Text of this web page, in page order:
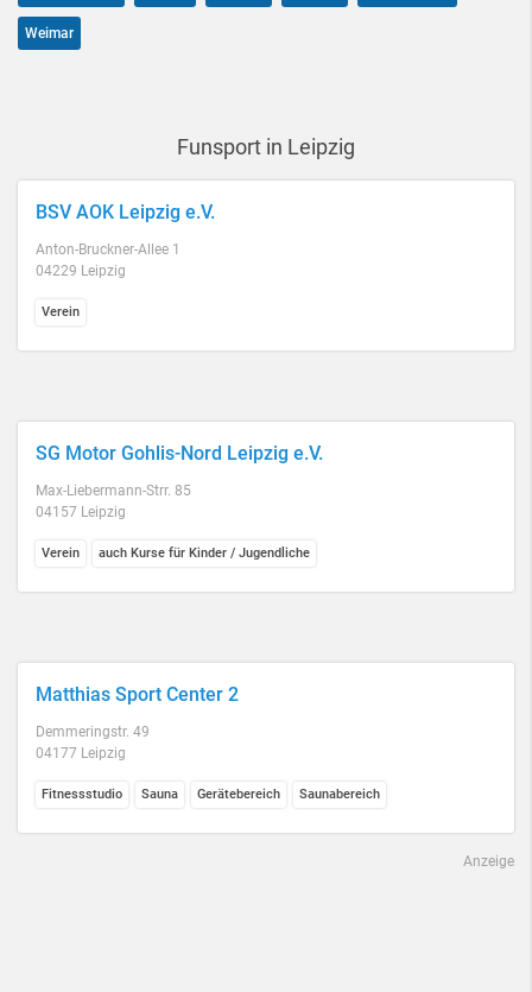
Weimar
Funsport in Leipzig
BSV AOK Leipzig e.V.
Anton-Bruckner-Allee 1
04229 Leipzig
Verein
SG Motor Gohlis-Nord Leipzig e.V.
Max-Liebermann-Strr. 85
04157 Leipzig
Verein auch Kurse für Kinder / Jugendliche
Matthias Sport Center 2
Demmeringstr. 49
04177 Leipzig
Fitnessstudio Sauna Gerätebereich Saunabereich
Anzeige